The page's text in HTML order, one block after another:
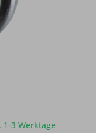
3 Werktage